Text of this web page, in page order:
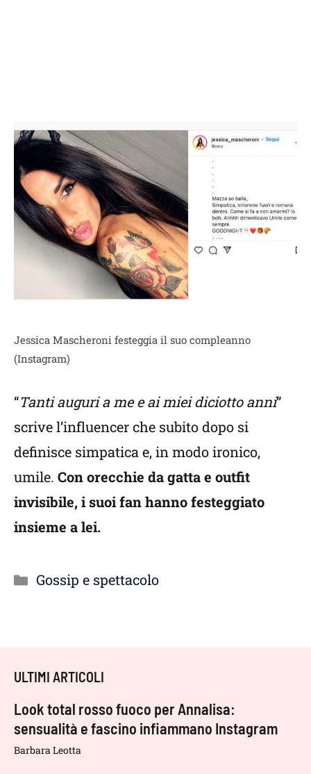
Jessica Mascheroni festeggia il suo compleanno
(Instagram)
“Tanti auguri a me e ai miei diciotto anni”
scrive l’influencer che subito dopo si
definisce simpatica e, in modo ironico,
umile. Con orecchie da gatta e outfit
invisibile, i suoi fan hanno festeggiato
insieme a lei.
Categorie
Gossip e spettacolo
ULTIMI ARTICOLI
Look total rosso fuoco per Annalisa:
sensualità e fascino infiammano Instagram
Barbara Leotta